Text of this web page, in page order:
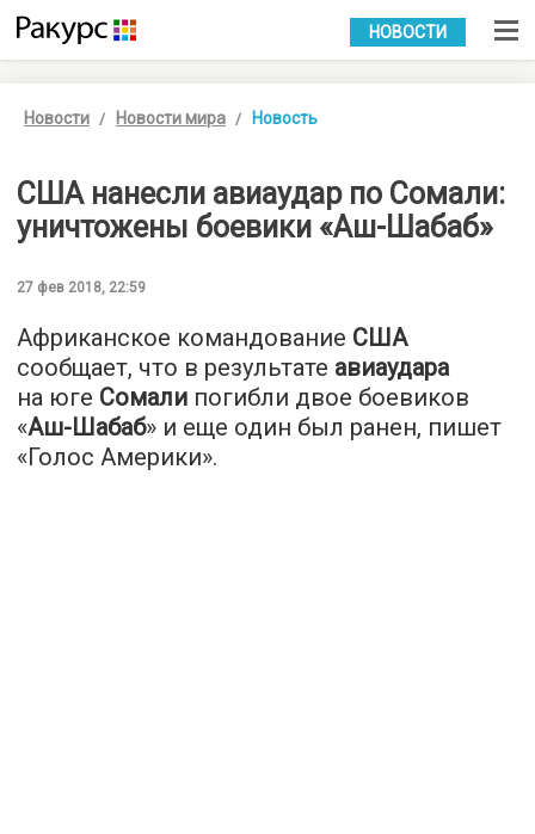
УКР РУС
НОВОСТИ
Новости Новости мира Новость
США нанесли авиаудар по Сомали:
уничтожены боевики «Аш-Шабаб»
27 фев 2018, 22:59
Африканское командование США
сообщает, что в результате авиаудара
на юге Сомали погибли двое боевиков
«Аш-Шабаб» и еще один был ранен, пишет
«Голос Америки».